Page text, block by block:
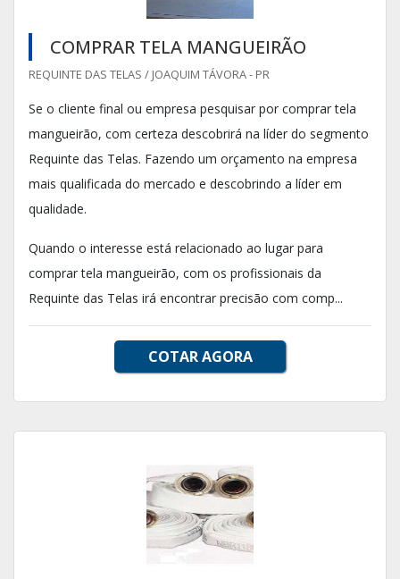
COMPRAR TELA MANGUEIRÃO
REQUINTE DAS TELAS / JOAQUIM TÁVORA - PR
Se o cliente final ou empresa pesquisar por comprar tela
mangueirão, com certeza descobrirá na líder do segmento
Requinte das Telas. Fazendo um orçamento na empresa
mais qualificada do mercado e descobrindo a líder em
qualidade.
Quando o interesse está relacionado ao lugar para
comprar tela mangueirão, com os profissionais da
Requinte das Telas irá encontrar precisão com comp...
COTAR AGORA